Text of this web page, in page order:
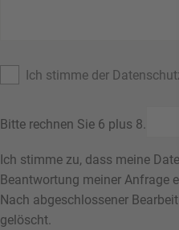
Ich stimme der
Bitte rechnen Sie 6 plus 8.
Ich stimme zu, dass meine
Beantwortung meiner Anfrage
Nach abgeschlossener
gelöscht.